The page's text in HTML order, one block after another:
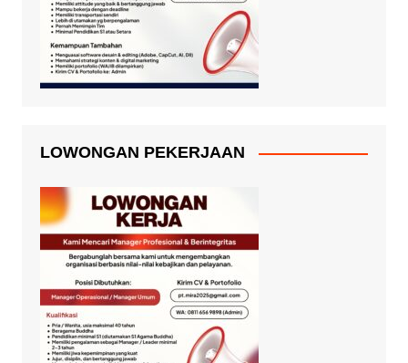
LOWONGAN PEKERJAAN